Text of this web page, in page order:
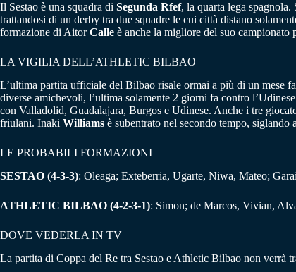
Il Sestao è una squadra di Segunda Rfef, la quarta lega
trattandosi di un derby tra due squadre le cui città distano
formazione di AitorCalle è anche la migliore del suo campionato
LA VIGILIA DELL’ATHLETIC BILBAO
L’ultima partita ufficiale del Bilbao risale ormai a più di un mese
diverse amichevoli, l’ultima solamente 2 giorni fa contro
con Valladolid, Guadalajara, Burgos e Udinese. Anche i tre
friulani. Inaki Williams è subentrato nel secondo tempo,
LE PROBABILI FORMAZIONI
SESTAO (4-3-3): Oleaga; Exteberria, Ugarte, Niwa, Mateo;
ATHLETIC BILBAO (4-2-3-1): Simon; de Marcos, Vivian,
DOVE VEDERLA IN TV
La partita di Coppa del Re tra Sestao e Athletic Bilbao non verrà